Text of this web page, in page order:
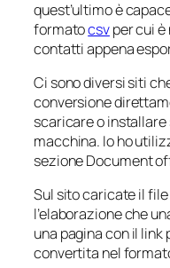
quest’ultimo è
formatocsvper cui è
contatti appena
Ci sono diversi siti
conversione
scaricare o
macchina. Io ho
sezione Document
Sul sito caricate il
l’elaborazione che
una pagina con il
convertita nel